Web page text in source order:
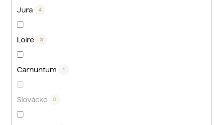
Jura 4
Loire 3
Carnuntum 1
Slovácko 0